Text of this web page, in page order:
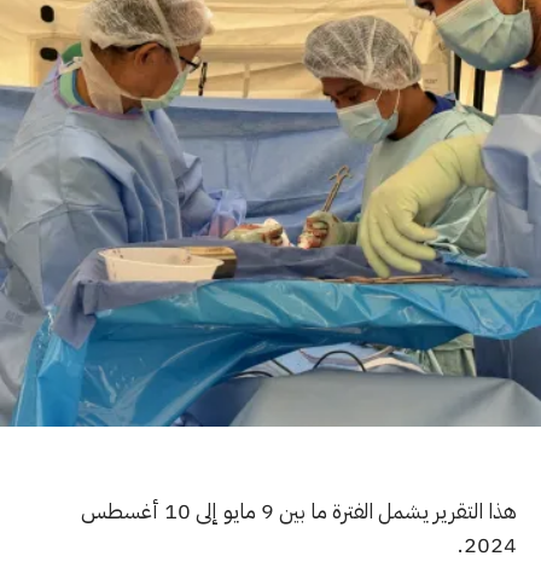
هذا التقرير يشمل الفترة ما بين 9 مايو إلى 10 أغسطس
2024.